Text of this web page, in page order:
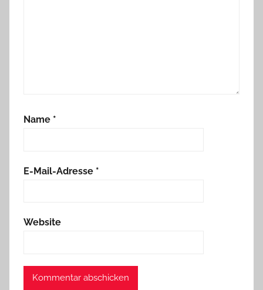
Name *
E-Mail-Adresse *
Website